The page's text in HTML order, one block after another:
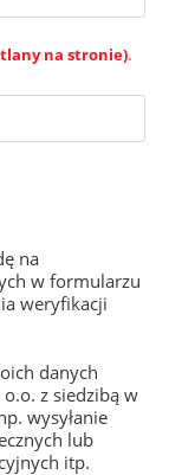
na stronie).
na
w formularzu
weryfikacji
danych
z siedzibą w
wysyłanie
lub
itp.